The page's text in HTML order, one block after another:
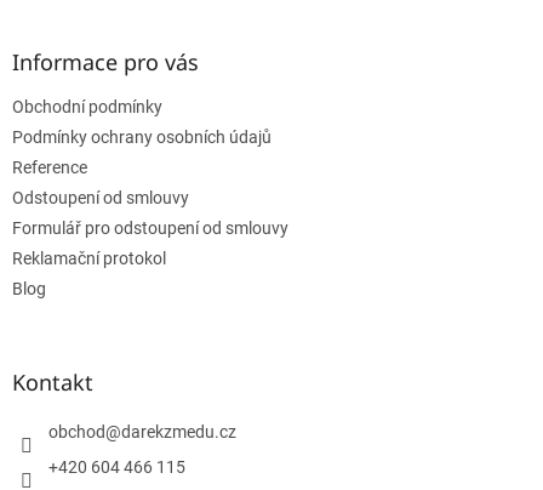
Informace pro vás
Obchodní podmínky
Podmínky ochrany osobních údajů
Reference
Odstoupení od smlouvy
Formulář pro odstoupení od smlouvy
Reklamační protokol
Blog
Kontakt
obchod@darekzmedu.cz
+420 604 466 115